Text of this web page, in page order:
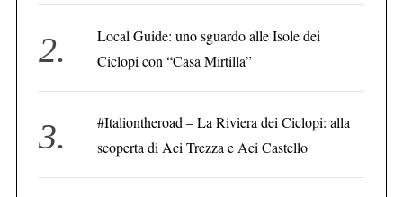
Local Guide: uno sguardo alle Isole dei
Ciclopi con “Casa Mirtilla”
#Italiontheroad – La Riviera dei Ciclopi: alla
scoperta di Aci Trezza e Aci Castello